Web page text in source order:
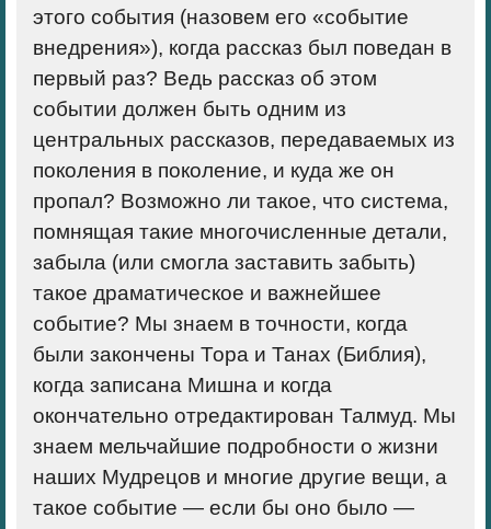
этого события (назовем его «событие
внедрения»), когда рассказ был поведан в
первый раз? Ведь рассказ об этом
событии должен быть одним из
центральных рассказов, передаваемых из
поколения в поколение, и куда же он
пропал? Возможно ли такое, что система,
помнящая такие многочисленные детали,
забыла (или смогла заставить забыть)
такое драматическое и важнейшее
событие? Мы знаем в точности, когда
были закончены Тора и Танах (Библия),
когда записана Мишна и когда
окончательно отредактирован Талмуд. Мы
знаем мельчайшие подробности о жизни
наших Мудрецов и многие другие вещи, а
такое событие — если бы оно было —